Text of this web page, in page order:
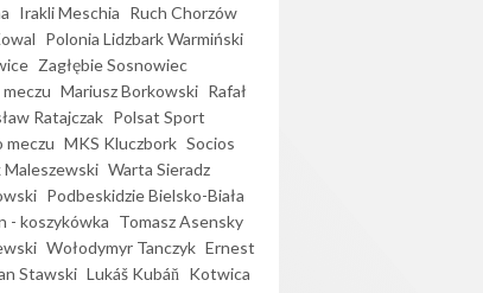
Irakli Meschia Ruch Chorzów
Polonia Lidzbark Warmiński
Zagłębie Sosnowiec
Mariusz Borkowski Rafał
Ratajczak Polsat Sport
meczu MKS Kluczbork Socios
Maleszewski Warta Sieradz
Podbeskidzie Bielsko-Biała
- koszykówka Tomasz Asensky
Wołodymyr Tanczyk Ernest
Stawski Lukáš Kubáň Kotwica